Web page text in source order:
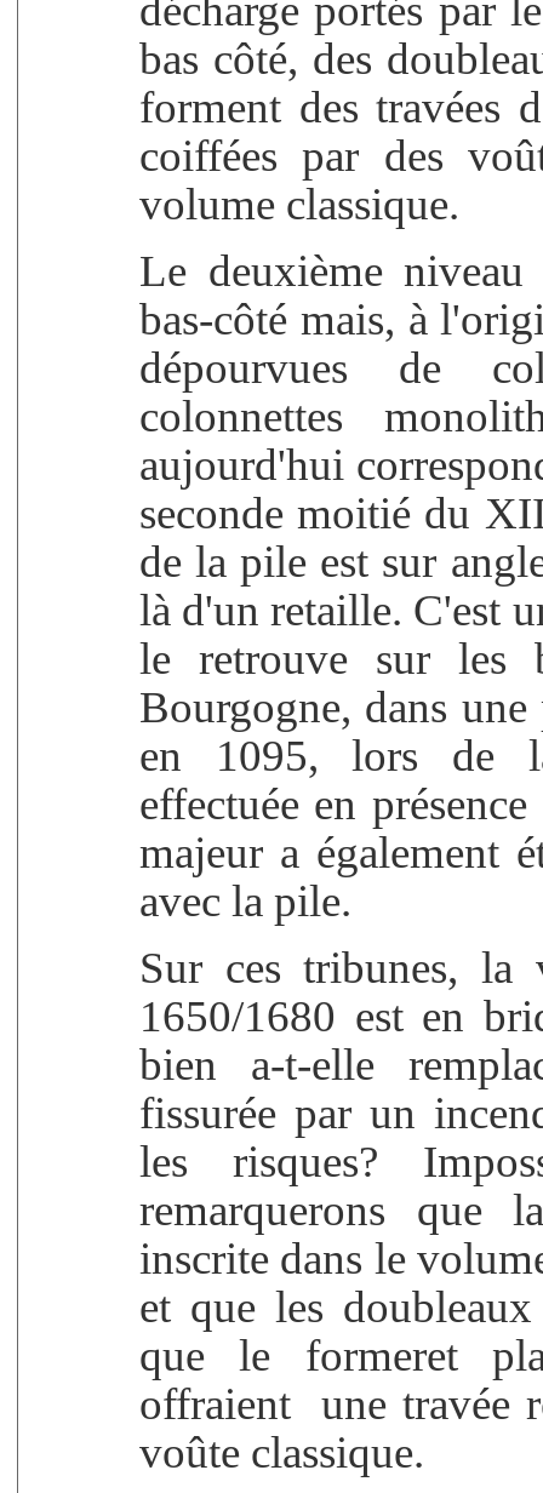
décharge portés par
bas côté, des
forment des travées
coiffées par des
volume classique.
Le deuxième
bas-côté mais, à
dépourvues de
colonnettes
aujourd'hui
seconde moitié du
de la pile est sur
là d'un retaille. C'est
le retrouve sur les
Bourgogne, dans
en 1095, lors de
effectuée en
majeur a également
avec la pile.
Sur ces tribunes, la
1650/1680 est en
bien a-t-elle
fissurée par un
les risques?
remarquerons que
inscrite dans le
et que les
que le formeret
offraient une travée
voûte classique.